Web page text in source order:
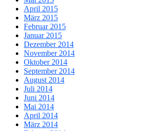
April 2015
März 2015
Februar 2015
Januar 2015
Dezember 2014
November 2014
Oktober 2014
September 2014
August 2014
Juli 2014
Juni 2014
Mai 2014
April 2014
März 2014